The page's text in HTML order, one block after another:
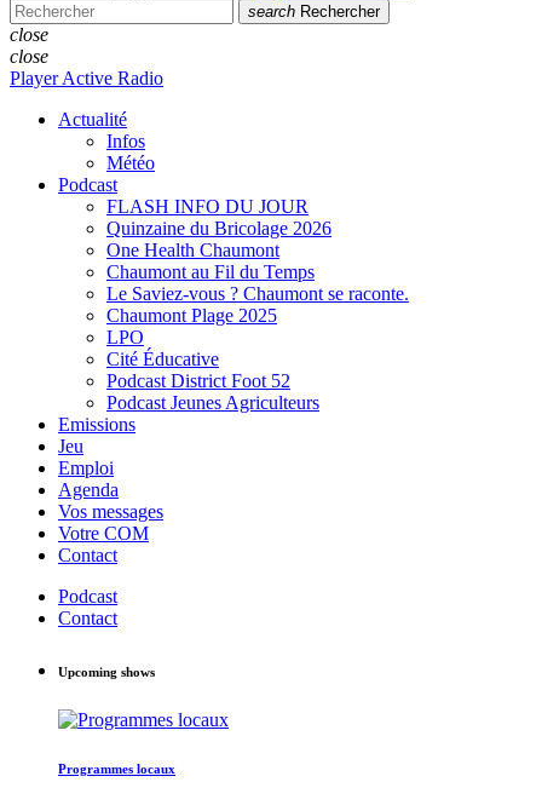
search Rechercher
close
close
Player Active Radio
Actualité
Infos
Météo
Podcast
FLASH INFO DU JOUR
Quinzaine du Bricolage 2026
One Health Chaumont
Chaumont au Fil du Temps
Le Saviez-vous ? Chaumont se raconte.
Chaumont Plage 2025
LPO
Cité Éducative
Podcast District Foot 52
Podcast Jeunes Agriculteurs
Emissions
Jeu
Emploi
Agenda
Vos messages
Votre COM
Contact
Podcast
Contact
Upcoming shows
Programmes locaux